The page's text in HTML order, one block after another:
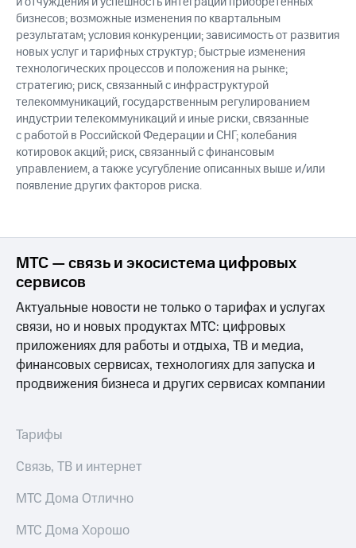
бизнесов; возможные изменения по квартальным
результатам; условия конкуренции; зависимость от развития
новых услуг и тарифных структур; быстрые изменения
технологических процессов и положения на рынке;
стратегию; риск, связанный с инфраструктурой
телекоммуникаций, государственным регулированием
индустрии телекоммуникаций и иные риски, связанные
с работой в Российской Федерации и СНГ; колебания
котировок акций; риск, связанный с финансовым
управлением, а также усугубление описанных выше и/или
появление других факторов риска.
МТС — связь и экосистема цифровых
сервисов
Актуальные новости не только о тарифах и услугах
связи, но и новых продуктах МТС: цифровых
приложениях для работы и отдыха, ТВ и медиа,
финансовых сервисах, технологиях для запуска и
продвижения бизнеса и других сервисах компании
Тарифы
Связь, ТВ и интернет
МТС Дома Отлично
МТС Дома Хорошо